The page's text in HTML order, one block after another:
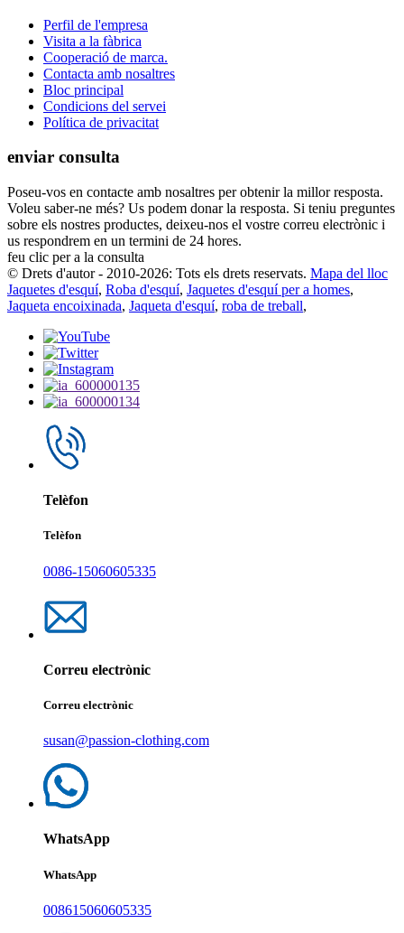
Perfil de l'empresa
Visita a la fàbrica
Cooperació de marca.
Contacta amb nosaltres
Bloc principal
Condicions del servei
Política de privacitat
enviar consulta
Poseu-vos en contacte amb nosaltres per obtenir la millor resposta.
Voleu saber-ne més? Us podem donar la resposta. Si teniu preguntes
sobre els nostres productes, deixeu-nos el vostre correu electrònic i
us respondrem en un termini de 24 hores.
feu clic per a la consulta
© Drets d'autor - 2010-2026: Tots els drets reservats. Mapa del lloc
Jaquetes d'esquí, Roba d'esquí, Jaquetes d'esquí per a homes,
Jaqueta encoixinada, Jaqueta d'esquí, roba de treball,
Telèfon
Telèfon
0086-15060605335
Correu electrònic
Correu electrònic
susan@passion-clothing.com
WhatsApp
WhatsApp
008615060605335